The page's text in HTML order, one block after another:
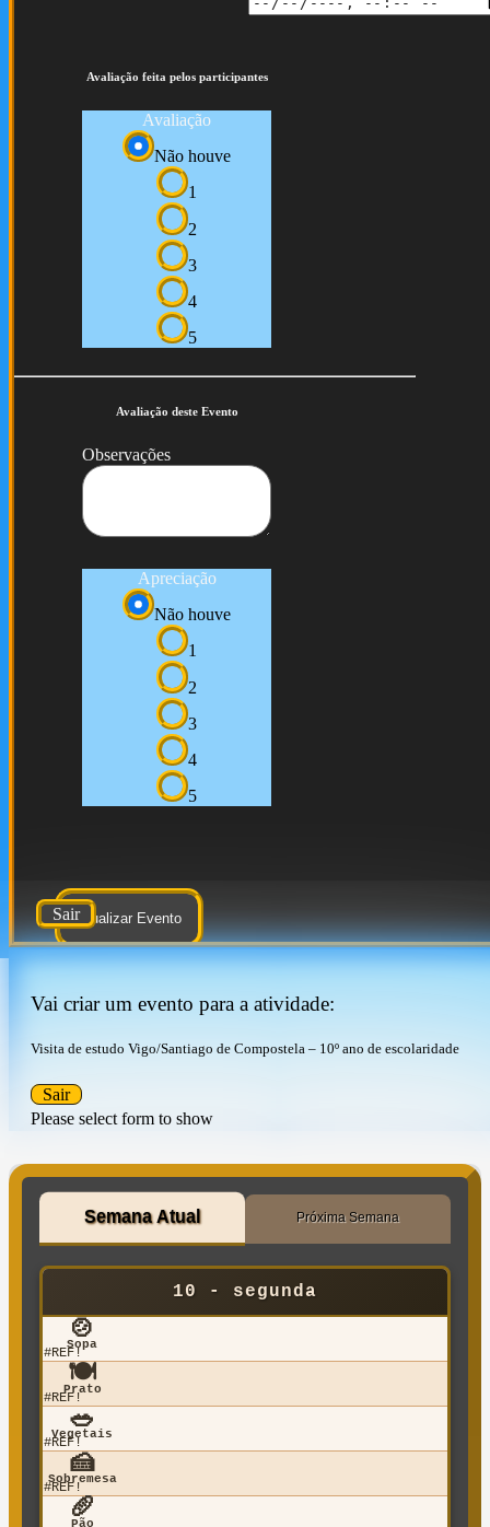
Avaliação feita pelos participantes
Avaliação
Não houve
1
2
3
4
5
Avaliação deste Evento
Observações
Apreciação
Não houve
1
2
3
4
5
Atualizar Evento
Sair
Vai criar um evento para a atividade:
Visita de estudo Vigo/Santiago de Compostela – 10º ano de escolaridade
Please select form to show
Sair
Semana Atual Próxima Semana
10 - segunda
🍲
Sopa
#REF!
🍽️
Prato
#REF!
🥗
Vegetais
#REF!
🍰
Sobremesa
#REF!
🥖
Pão